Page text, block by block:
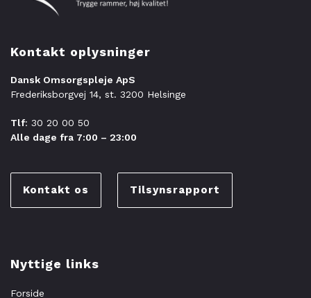
Kontakt oplysninger
Dansk Omsorgspleje ApS
Frederiksborgvej 14, st. 3200 Helsinge
Tlf: 30 20 00 50
Alle dage fra 7:00 – 23:00
Kontakt os Tilsynsrapport
Nyttige links
Forside